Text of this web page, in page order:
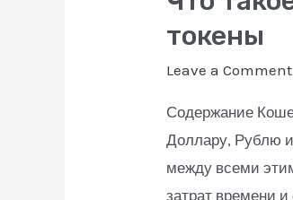
Юристы
токены
Leave a Comment
Содержание
Доллару, Рублю и
между всеми
затрат времени
20
как
использовать
стандарт
и